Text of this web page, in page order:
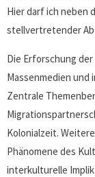
Hier darf ich neben
stellvertretender
Die Erforschung
Massenmedien
Zentrale
Kolonialzeit.
Phänomene des
interkulturelle